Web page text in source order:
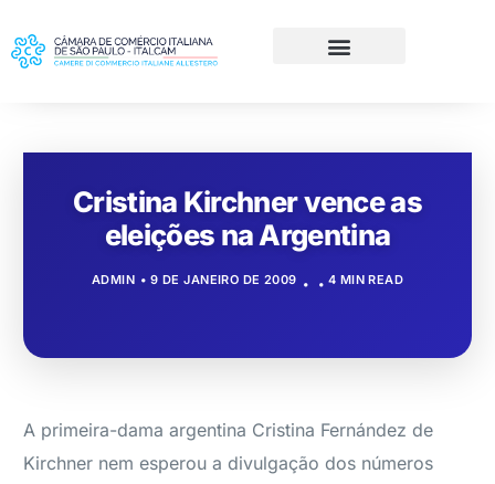
Cristina Kirchner vence as
eleições na Argentina
ADMIN 9 DE JANEIRO DE 2009 4 MIN READ
A primeira-dama argentina Cristina Fernández de
Kirchner nem esperou a divulgação dos números